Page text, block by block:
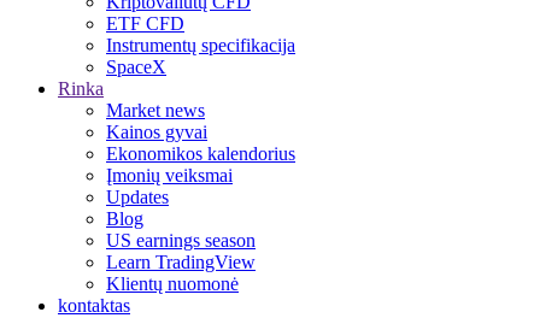
ETF CFD
Instrumentų specifikacija
SpaceX
Rinka
Market news
Kainos gyvai
Ekonomikos kalendorius
Įmonių veiksmai
Updates
Blog
US earnings season
Learn TradingView
Klientų nuomonė
kontaktas